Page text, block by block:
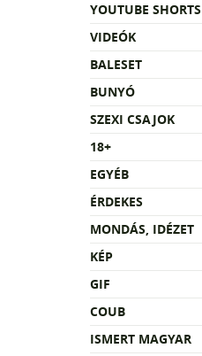
YOUTUBE SHORTS
VIDEÓK
BALESET
BUNYÓ
SZEXI CSAJOK
18+
EGYÉB
ÉRDEKES
MONDÁS, IDÉZET
KÉP
GIF
COUB
ISMERT MAGYAR